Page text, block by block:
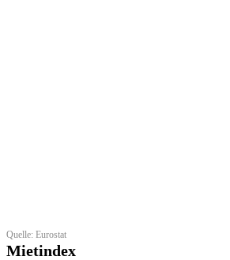
Quelle: Eurostat
Mietindex